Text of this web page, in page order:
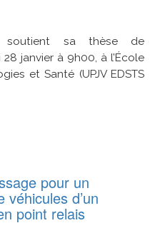
soutient sa thèse de
janvier à 9h00, à l’École
et Santé (UPJV EDSTS
pour un
d’un
point relais